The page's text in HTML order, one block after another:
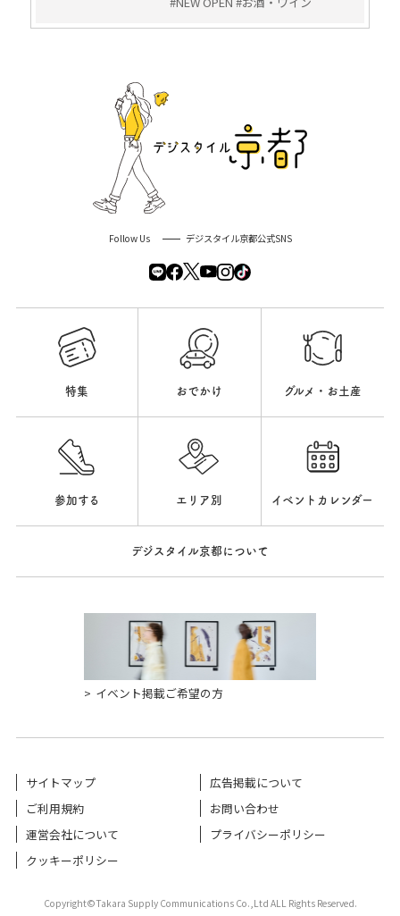
Follow Us デジスタイル京都公式SNS
特集 おでかけ グルメ・お土産
参加する エリア別 イベントカレンダー
デジスタイル京都について
イベント掲載ご希望の方
サイトマップ
広告掲載について
ご利用規約
お問い合わせ
運営会社について
プライバシーポリシー
クッキーポリシー
Copyright©Takara Supply Communications Co.,Ltd ALL Rights Reserved.